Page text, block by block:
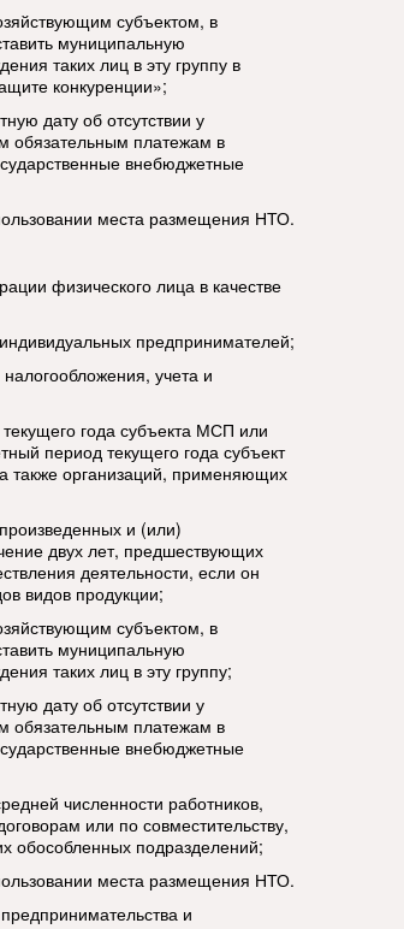
субъектом, в
муниципальную
таких лиц в эту группу в
конкуренции»;
дату об отсутствии у
обязательным платежам в
внебюджетные
места размещения НТО.
физического лица в качестве
предпринимателей;
учета и
года субъекта МСП или
период текущего года субъект
также организаций, применяющих
и (или)
двух лет, предшествующих
деятельности, если он
видов продукции;
субъектом, в
муниципальную
таких лиц в эту группу;
дату об отсутствии у
обязательным платежам в
внебюджетные
численности работников,
или по совместительству,
обособленных подразделений;
места размещения НТО.
и